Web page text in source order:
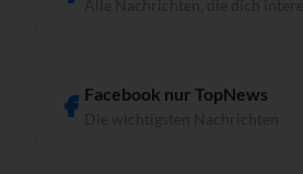
Facebook nur TopNews